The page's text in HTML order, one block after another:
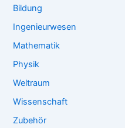
Bildung
Ingenieurwesen
Mathematik
Physik
Weltraum
Wissenschaft
Zubehör